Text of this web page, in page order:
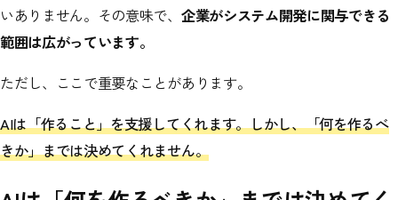
いありません。その意味で、 企業がシステム開発に関与できる
範囲は広がっています。
ただし、ここで重要なことがあります。
AIは「作ること」を支援してくれます。しかし、「何を作るべ
きか」までは決めてくれません。